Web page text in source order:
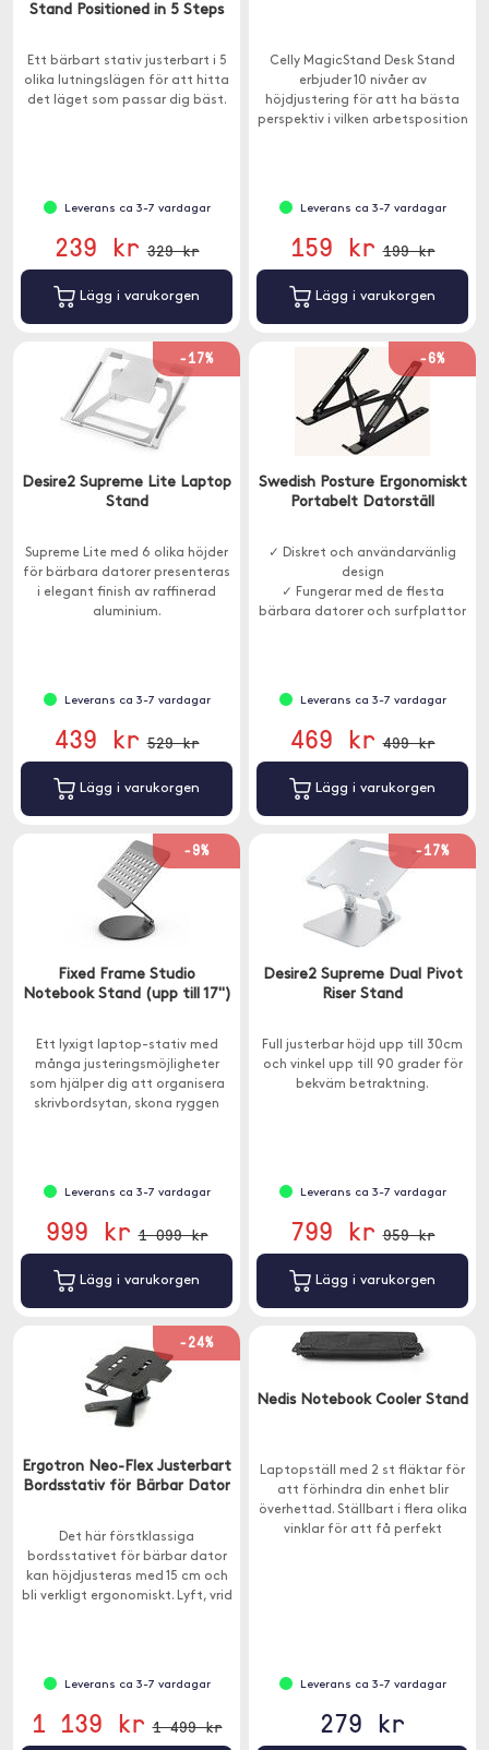
Stand Positioned in 5 Steps
Ett bärbart stativ justerbart i 5
olika lutningslägen för att hitta
det läget som passar dig bäst.
Leverans ca 3-7 vardagar
239 kr 329 kr
Lägg i varukorgen
Celly MagicStand Desk Stand
erbjuder 10 nivåer av
höjdjustering för att ha bästa
perspektiv i vilken arbetsposition
Leverans ca 3-7 vardagar
159 kr 199 kr
Lägg i varukorgen
-17%
Desire2 Supreme Lite Laptop
Stand
Supreme Lite med 6 olika höjder
för bärbara datorer presenteras
i elegant finish av raffinerad
aluminium.
Leverans ca 3-7 vardagar
439 kr 529 kr
Lägg i varukorgen
-6%
Swedish Posture Ergonomiskt
Portabelt Datorställ
✓ Diskret och användarvänlig
design
✓ Fungerar med de flesta
bärbara datorer och surfplattor
Leverans ca 3-7 vardagar
469 kr 499 kr
Lägg i varukorgen
-9%
Fixed Frame Studio
Notebook Stand (upp till 17")
Ett lyxigt laptop-stativ med
många justeringsmöjligheter
som hjälper dig att organisera
skrivbordsytan, skona ryggen
Leverans ca 3-7 vardagar
999 kr 1 099 kr
Lägg i varukorgen
-17%
Desire2 Supreme Dual Pivot
Riser Stand
Full justerbar höjd upp till 30cm
och vinkel upp till 90 grader för
bekväm betraktning.
Leverans ca 3-7 vardagar
799 kr 959 kr
Lägg i varukorgen
-24%
Ergotron Neo-Flex Justerbart
Bordsstativ för Bärbar Dator
Det här förstklassiga
bordsstativet för bärbar dator
kan höjdjusteras med 15 cm och
bli verkligt ergonomiskt. Lyft, vrid
Leverans ca 3-7 vardagar
1 139 kr 1 499 kr
Nedis Notebook Cooler Stand
Laptopställ med 2 st fläktar för
att förhindra din enhet blir
överhettad. Ställbart i flera olika
vinklar för att få perfekt
Leverans ca 3-7 vardagar
279 kr